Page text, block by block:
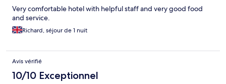
Very comfortable hotel with helpful staff and very good food
and service.
Richard, séjour de 1 nuit
Avis vérifié
10/10 Exceptionnel